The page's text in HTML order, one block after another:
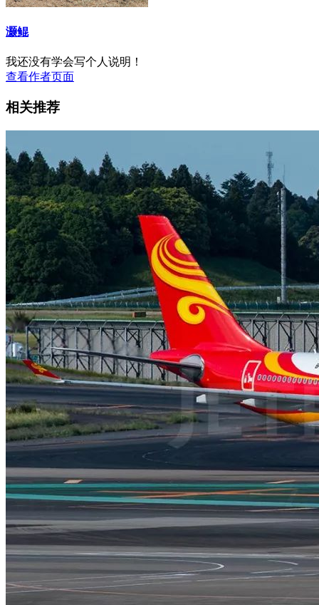
灏鲲
我还没有学会写个人说明！
查看作者页面
相关推荐